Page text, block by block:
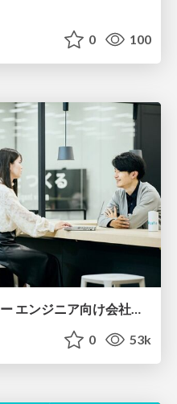
0 100
0 53k